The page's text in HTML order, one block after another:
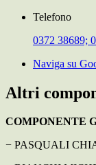
Telefono
0372 38689;
Naviga su
Altri
COMPONENTE
− PASQUALI